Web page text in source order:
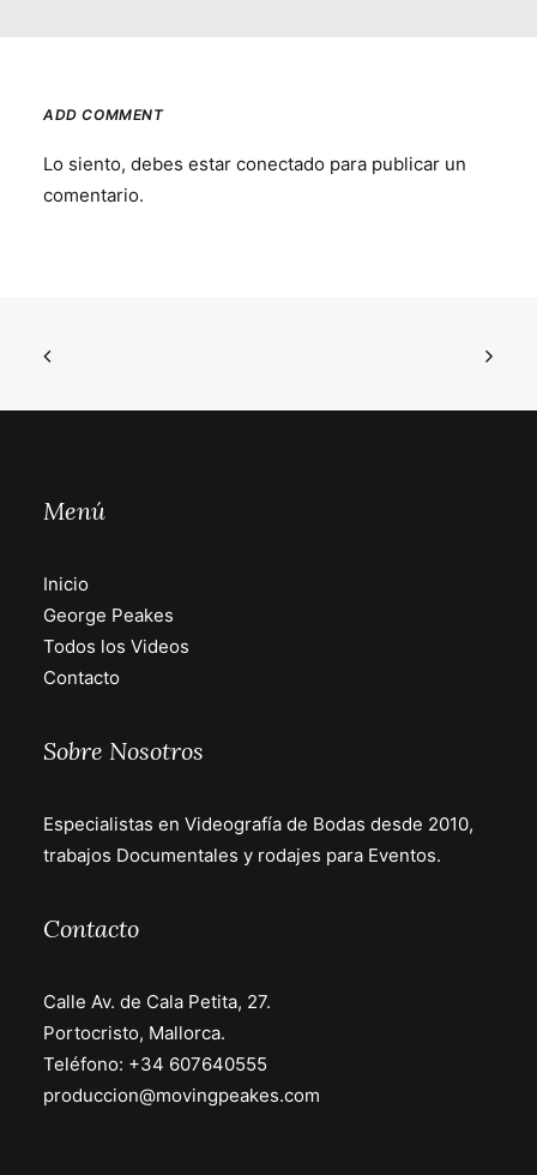
ADD COMMENT
Lo siento, debes estar conectado para publicar un
comentario.
Menú
Inicio
George Peakes
Todos los Videos
Contacto
Sobre Nosotros
Especialistas en Videografía de Bodas desde 2010,
trabajos Documentales y rodajes para Eventos.
Contacto
Calle Av. de Cala Petita, 27.
Portocristo, Mallorca.
Teléfono: +34 607640555
produccion@movingpeakes.com